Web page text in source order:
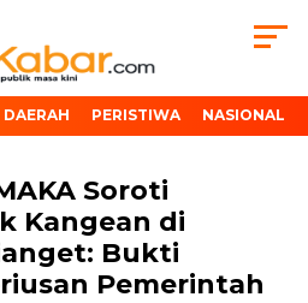
DAERAH PERISTIWA NASIONAL
Soroti
Kangean di
Bukti
Pemerintah